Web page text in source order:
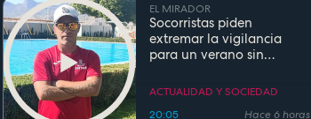
EL MIRADOR
Socorristas piden
extremar la vigilancia
para un verano sin
regla de los 5 segundos
ACTUALIDAD Y SOCIEDAD
20:05
Hace 6 horas